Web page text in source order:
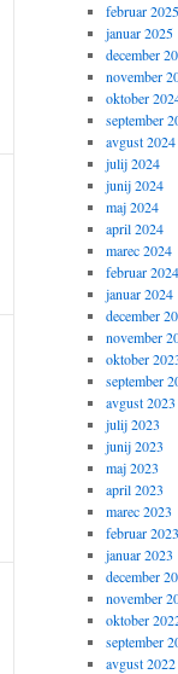
februar 2025
januar 2025
december
november
oktober
september
avgust 2024
julij 2024
junij 2024
maj 2024
april 2024
marec 2024
februar 2024
januar 2024
december
november
oktober
september
avgust 2023
julij 2023
junij 2023
maj 2023
april 2023
marec 2023
februar 2023
januar 2023
december
november
oktober
september
avgust 2022